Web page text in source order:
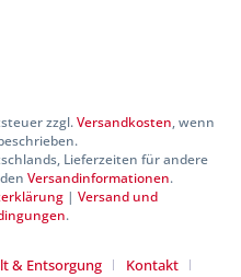
zzgl.Versandkosten, wenn
Lieferzeiten für andere
Versandinformationen.
| Versand und
.
& Entsorgung
Kontakt